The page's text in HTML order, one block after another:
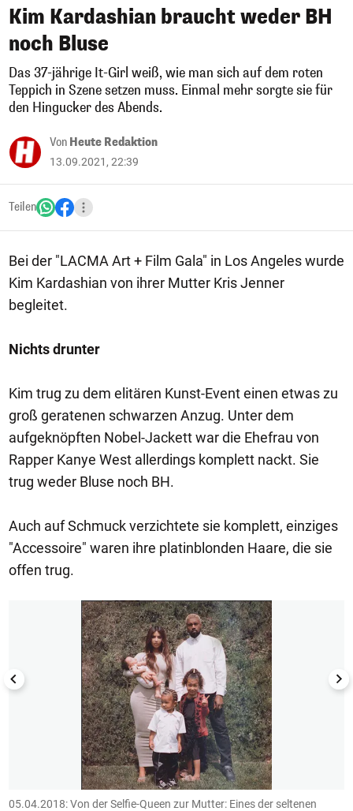
Kim Kardashian braucht weder BH
noch Bluse
Das 37-jährige It-Girl weiß, wie man sich auf dem roten
Teppich in Szene setzen muss. Einmal mehr sorgte sie für
den Hingucker des Abends.
Von Heute Redaktion
13.09.2021, 22:39
Teilen
Bei der "LACMA Art + Film Gala" in Los Angeles wurde
Kim Kardashian von ihrer Mutter Kris Jenner
begleitet.
Nichts drunter
Kim trug zu dem elitären Kunst-Event einen etwas zu
groß geratenen schwarzen Anzug. Unter dem
aufgeknöpften Nobel-Jackett war die Ehefrau von
Rapper Kanye West allerdings komplett nackt. Sie
trug weder Bluse noch BH.
Auch auf Schmuck verzichtete sie komplett, einziges
"Accessoire" waren ihre platinblonden Haare, die sie
offen trug.
1/50
05.04.2018: Von der Selfie-Queen zur Mutter: Eines der seltenen